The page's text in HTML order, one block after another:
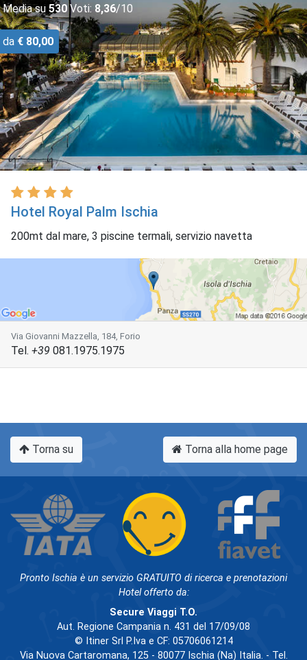
Media su 530 Voti: 8,36/10
da € 80,00
Hotel Royal Palm Ischia
200mt dal mare, 3 piscine termali, servizio navetta
Via Giovanni Mazzella, 184, Forio
Tel. +39 081.1975.1975
Torna su Torna alla home page
Pronto Ischia è un servizio GRATUITO di ricerca e prenotazioni
Hotel offerto da:
Secure Viaggi T.O.
Aut. Regione Campania n. 431 del 17/09/08
© Itiner Srl P.Iva e CF: 05706061214
Via Nuova Cartaromana, 125 - 80077 Ischia (Na) Italia. - Tel.